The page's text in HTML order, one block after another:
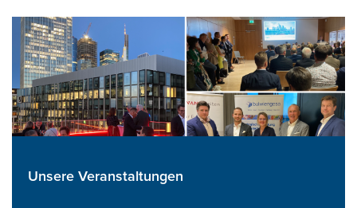
Unsere Veranstaltungen